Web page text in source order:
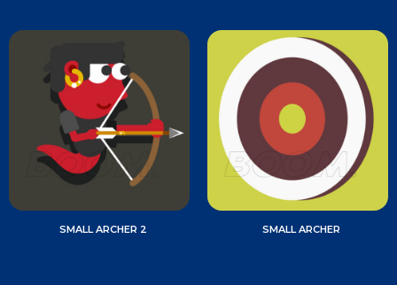
SMALL ARCHER 2 SMALL ARCHER